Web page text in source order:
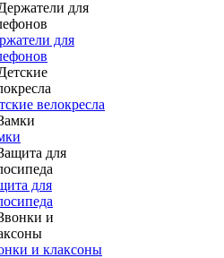
для
велокресла
для
и клаксоны